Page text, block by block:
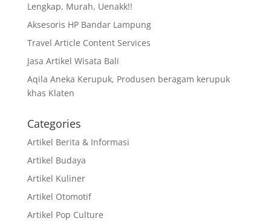
Lengkap, Murah, Uenakk!!
Aksesoris HP Bandar Lampung
Travel Article Content Services
Jasa Artikel Wisata Bali
Aqila Aneka Kerupuk, Produsen beragam kerupuk
khas Klaten
Categories
Artikel Berita & Informasi
Artikel Budaya
Artikel Kuliner
Artikel Otomotif
Artikel Pop Culture